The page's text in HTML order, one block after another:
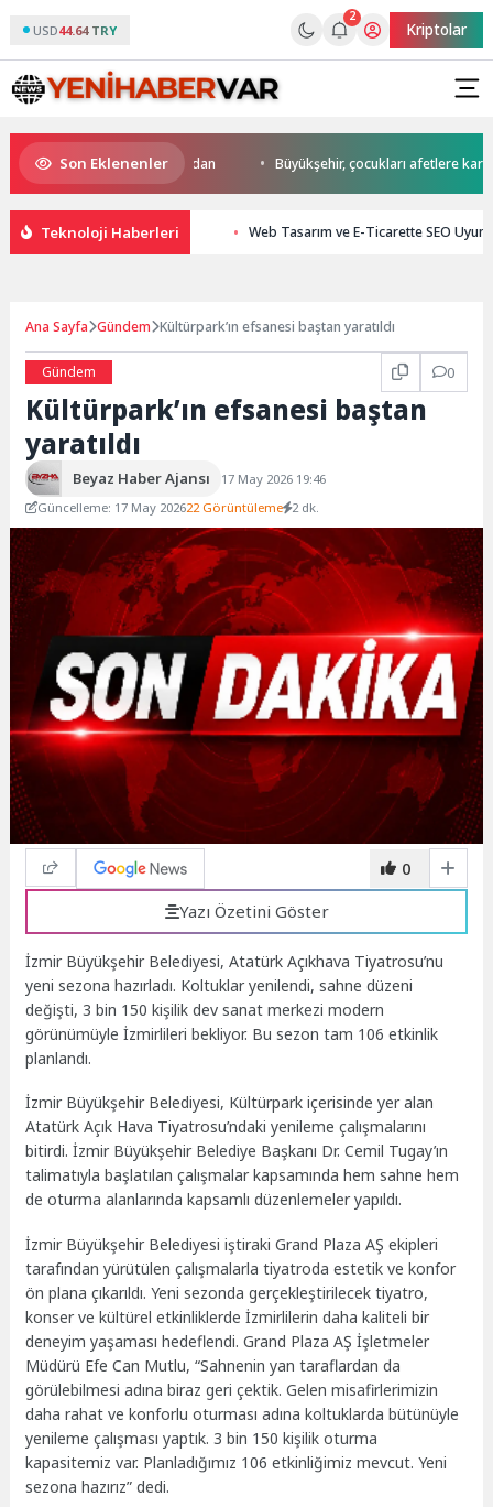
USD44.64 TRY
2
Kriptolar
Son Eklenenler
start Başkan Büyükakın’dan Büyükşehir, çocukları afetlere karşı
Teknoloji Haberleri Web Tasarım ve E-Ticarette SEO
Ana Sayfa Gündem Kültürpark’ın efsanesi baştan yaratıldı
Gündem 0
Kültürpark’ın efsanesi baştan
yaratıldı
Beyaz Haber Ajansı
17 May 2026 19:46
Güncelleme: 17 May 202622 Görüntüleme 2 dk.
0
Yazı Özetini Göster
İzmir Büyükşehir Belediyesi, Atatürk Açıkhava Tiyatrosu’nu
yeni sezona hazırladı. Koltuklar yenilendi, sahne düzeni
değişti, 3 bin 150 kişilik dev sanat merkezi modern
görünümüyle İzmirlileri bekliyor. Bu sezon tam 106 etkinlik
planlandı.
İzmir Büyükşehir Belediyesi, Kültürpark içerisinde yer alan
Atatürk Açık Hava Tiyatrosu’ndaki yenileme çalışmalarını
bitirdi. İzmir Büyükşehir Belediye Başkanı Dr. Cemil Tugay’ın
talimatıyla başlatılan çalışmalar kapsamında hem sahne hem
de oturma alanlarında kapsamlı düzenlemeler yapıldı.
İzmir Büyükşehir Belediyesi iştiraki Grand Plaza AŞ ekipleri
tarafından yürütülen çalışmalarla tiyatroda estetik ve konfor
ön plana çıkarıldı. Yeni sezonda gerçekleştirilecek tiyatro,
konser ve kültürel etkinliklerde İzmirlilerin daha kaliteli bir
deneyim yaşaması hedeflendi. Grand Plaza AŞ İşletmeler
Müdürü Efe Can Mutlu, “Sahnenin yan taraflardan da
görülebilmesi adına biraz geri çektik. Gelen misafirlerimizin
daha rahat ve konforlu oturması adına koltuklarda bütünüyle
yenileme çalışması yaptık. 3 bin 150 kişilik oturma
kapasitemiz var. Planladığımız 106 etkinliğimiz mevcut. Yeni
sezona hazırız” dedi.